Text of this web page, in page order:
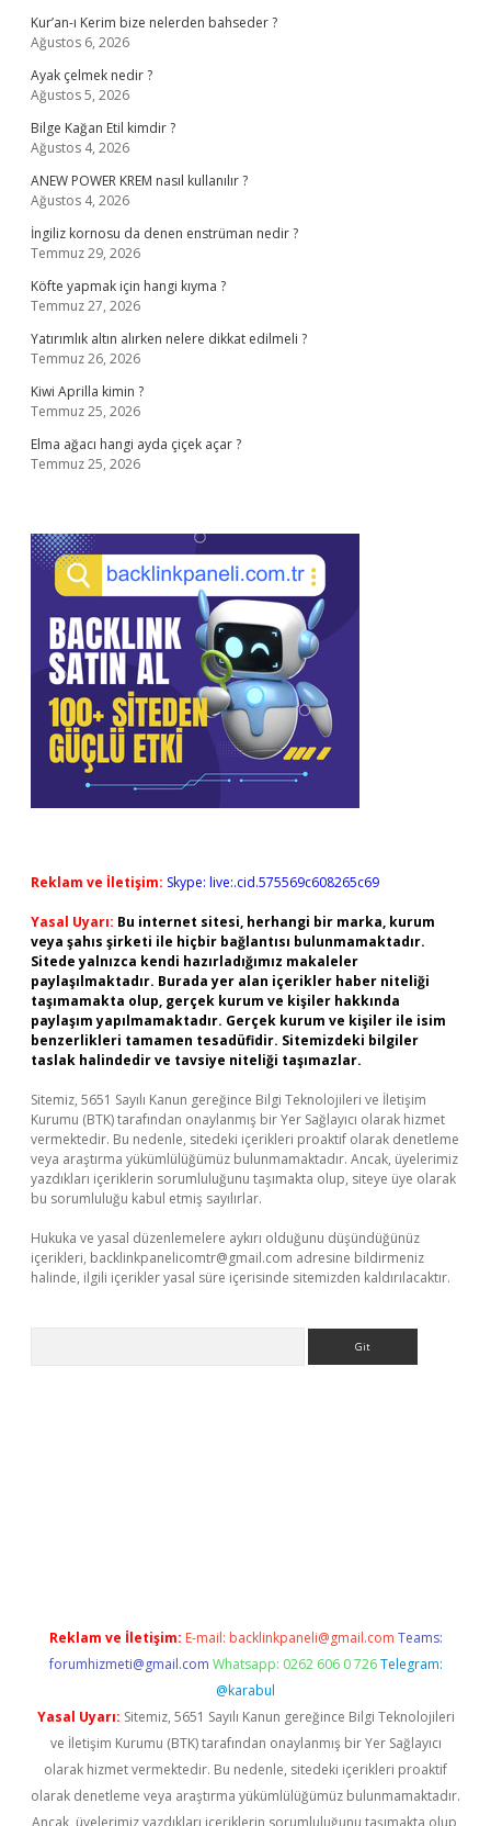
Kur’an-ı Kerim bize nelerden bahseder ?
Ağustos 6, 2026
Ayak çelmek nedir ?
Ağustos 5, 2026
Bilge Kağan Etil kimdir ?
Ağustos 4, 2026
ANEW POWER KREM nasıl kullanılır ?
Ağustos 4, 2026
İngiliz kornosu da denen enstrüman nedir ?
Temmuz 29, 2026
Köfte yapmak için hangi kıyma ?
Temmuz 27, 2026
Yatırımlık altın alırken nelere dikkat edilmeli ?
Temmuz 26, 2026
Kiwi Aprilla kimin ?
Temmuz 25, 2026
Elma ağacı hangi ayda çiçek açar ?
Temmuz 25, 2026
Reklam ve İletişim: Skype: live:.cid.575569c608265c69
Yasal Uyarı: Bu internet sitesi, herhangi bir marka, kurum
veya şahıs şirketi ile hiçbir bağlantısı bulunmamaktadır.
Sitede yalnızca kendi hazırladığımız makaleler
paylaşılmaktadır. Burada yer alan içerikler haber niteliği
taşımamakta olup, gerçek kurum ve kişiler hakkında
paylaşım yapılmamaktadır. Gerçek kurum ve kişiler ile isim
benzerlikleri tamamen tesadüfidir. Sitemizdeki bilgiler
taslak halindedir ve tavsiye niteliği taşımazlar.
Sitemiz, 5651 Sayılı Kanun gereğince Bilgi Teknolojileri ve İletişim
Kurumu (BTK) tarafından onaylanmış bir Yer Sağlayıcı olarak hizmet
vermektedir. Bu nedenle, sitedeki içerikleri proaktif olarak denetleme
veya araştırma yükümlülüğümüz bulunmamaktadır. Ancak, üyelerimiz
yazdıkları içeriklerin sorumluluğunu taşımakta olup, siteye üye olarak
bu sorumluluğu kabul etmiş sayılırlar.
Hukuka ve yasal düzenlemelere aykırı olduğunu düşündüğünüz
içerikleri, backlinkpanelicomtr@gmail.com adresine bildirmeniz
halinde, ilgili içerikler yasal süre içerisinde sitemizden kaldırılacaktır.
Reklam ve İletişim: E-mail: backlinkpaneli@gmail.com Teams:
forumhizmeti@gmail.com Whatsapp: 0262 606 0 726 Telegram:
@karabul
Yasal Uyarı: Sitemiz, 5651 Sayılı Kanun gereğince Bilgi Teknolojileri
ve İletişim Kurumu (BTK) tarafından onaylanmış bir Yer Sağlayıcı
olarak hizmet vermektedir. Bu nedenle, sitedeki içerikleri proaktif
olarak denetleme veya araştırma yükümlülüğümüz bulunmamaktadır.
Ancak, üyelerimiz yazdıkları içeriklerin sorumluluğunu taşımakta olup,